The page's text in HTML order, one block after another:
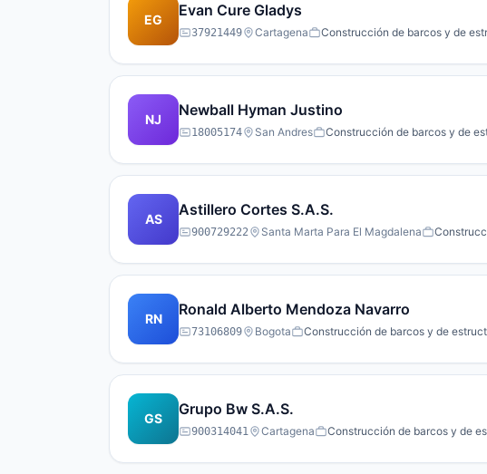
EG
Evan Cure Gladys
37921449 Cartagena Construcción de barcos y de
NJ
Newball Hyman Justino
18005174 San Andres Construcción de barcos y de
AS
Astillero Cortes S.A.S.
900729222 Santa Marta Para El Magdalena
RN
Ronald Alberto Mendoza Navarro
73106809 Bogota Construcción de barcos y de
GS
Grupo Bw S.A.S.
900314041 Cartagena Construcción de barcos y de